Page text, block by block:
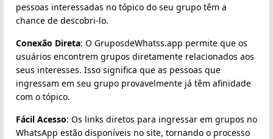
pessoas interessadas no tópico do seu grupo têm a
chance de descobri-lo.
Conexão Direta: O GruposdeWhatss.app permite que os
usuários encontrem grupos diretamente relacionados aos
seus interesses. Isso significa que as pessoas que
ingressam em seu grupo provavelmente já têm afinidade
com o tópico.
Fácil Acesso: Os links diretos para ingressar em grupos no
WhatsApp estão disponíveis no site, tornando o processo